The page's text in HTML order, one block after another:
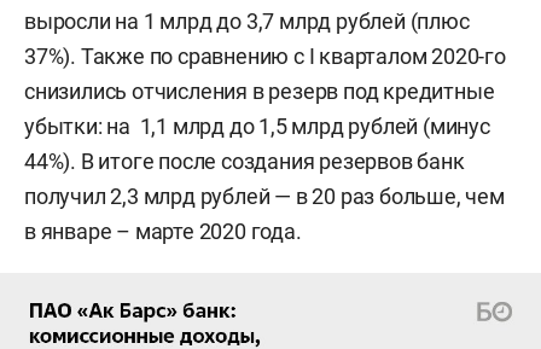
выросли на 1 млрд до 3,7 млрд рублей (плюс
37%). Также по сравнению с I кварталом 2020-го
снизились отчисления в резерв под кредитные
убытки: на 1,1 млрд до 1,5 млрд рублей (минус
44%). В итоге после создания резервов банк
получил 2,3 млрд рублей — в 20 раз больше, чем
в январе – марте 2020 года.